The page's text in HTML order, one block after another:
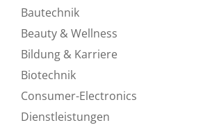
Bautechnik
Beauty & Wellness
Bildung & Karriere
Biotechnik
Consumer-Electronics
Dienstleistungen